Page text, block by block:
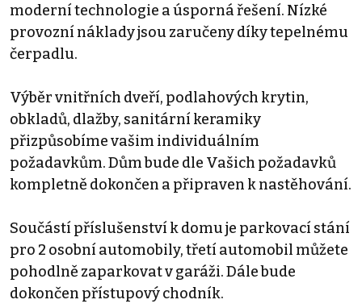
moderní technologie a úsporná řešení. Nízké
provozní náklady jsou zaručeny díky tepelnému
čerpadlu.
Výběr vnitřních dveří, podlahových krytin,
obkladů, dlažby, sanitární keramiky
přizpůsobíme vašim individuálním
požadavkům. Dům bude dle Vašich požadavků
kompletně dokončen a připraven k nastěhování.
Součástí příslušenství k domu je parkovací stání
pro 2 osobní automobily, třetí automobil můžete
pohodlně zaparkovat v garáži. Dále bude
dokončen přístupový chodník.